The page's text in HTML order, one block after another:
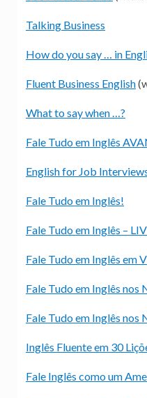
Talking Business
How do you say … in
Fluent Business English
What to say when …?
Fale Tudo em Inglês
English for Job
Fale Tudo em Inglês!
Fale Tudo em Inglês –
Fale Tudo em Inglês em
Fale Tudo em Inglês nos
Fale Tudo em Inglês nos
Inglês Fluente em 30
Fale Inglês como um